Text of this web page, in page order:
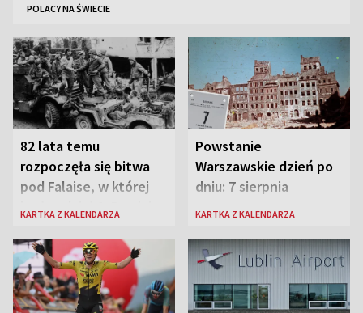
POLACY NA ŚWIECIE
82 lata temu
rozpoczęła się bitwa
pod Falaise, w której
brała udział 1. Dywizja
KARTKA Z KALENDARZA
Powstanie
Warszawskie dzień po
dniu: 7 sierpnia
KARTKA Z KALENDARZA